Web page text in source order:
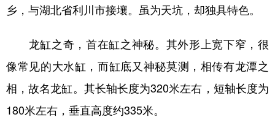
乡，与湖北省利川市接壤。虽为天坑，却独具特色。
龙缸之奇，首在缸之神秘。其外形上宽下窄，很
像常见的大水缸，而缸底又神秘莫测，相传有龙潭之
相，故名龙缸。其长轴长度为320米左右，短轴长度为
180米左右，垂直高度约335米。